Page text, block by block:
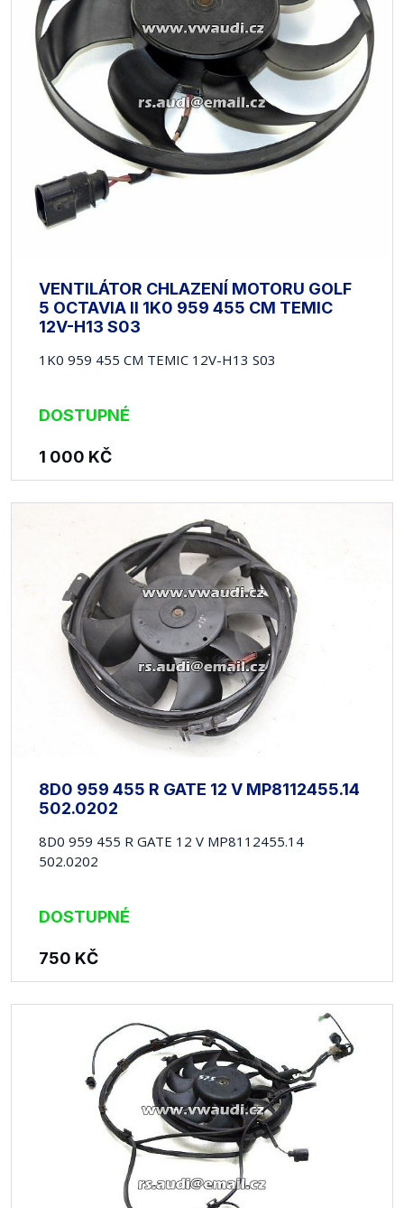
VENTILÁTOR CHLAZENÍ MOTORU GOLF
5 OCTAVIA II 1K0 959 455 CM TEMIC
12V-H13 S03
1K0 959 455 CM TEMIC 12V-H13 S03
DOSTUPNÉ
1 000 KČ
8D0 959 455 R GATE 12 V MP8112455.14
502.0202
8D0 959 455 R GATE 12 V MP8112455.14
502.0202
DOSTUPNÉ
750 KČ